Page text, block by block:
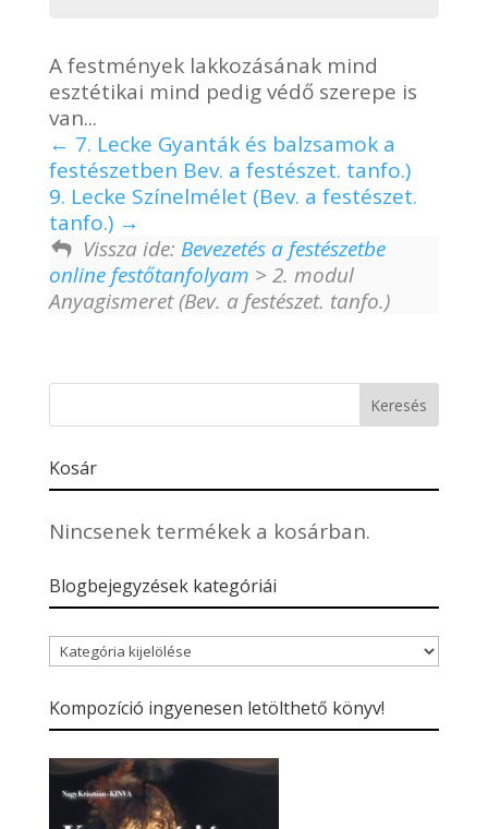
A festmények lakkozásának mind
esztétikai mind pedig védő szerepe is
van...
7. Lecke Gyanták és balzsamok a
festészetben Bev. a festészet. tanfo.)
9. Lecke Színelmélet (Bev. a festészet.
tanfo.)
Vissza ide: Bevezetés a festészetbe
online festőtanfolyam > 2. modul
Anyagismeret (Bev. a festészet. tanfo.)
Kosár
Nincsenek termékek a kosárban.
Blogbejegyzések kategóriái
Blogbejegyzések
kategóriái
Kompozíció ingyenesen letölthető könyv!